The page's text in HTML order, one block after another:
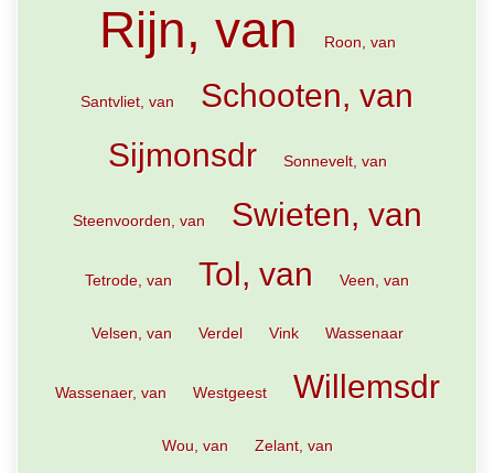
Rijn, van Roon, van
Santvliet, van
Schooten, van
Sijmonsdr
Sonnevelt, van
Steenvoorden, van Swieten, van
Tetrode, van Tol, van Veen, van
Velsen, van Verdel Vink Wassenaar
Wassenaer, van Westgeest Willemsdr
Wou, van Zelant, van